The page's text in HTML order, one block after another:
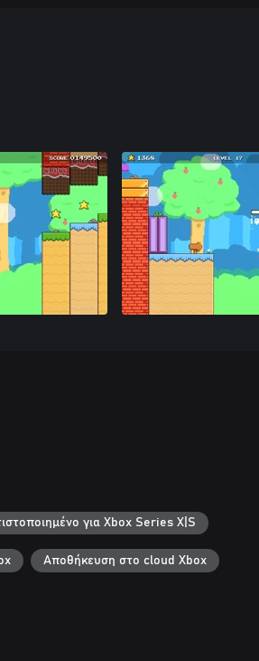
για Xbox Series X|S
Αποθήκευση στο cloud Xbox